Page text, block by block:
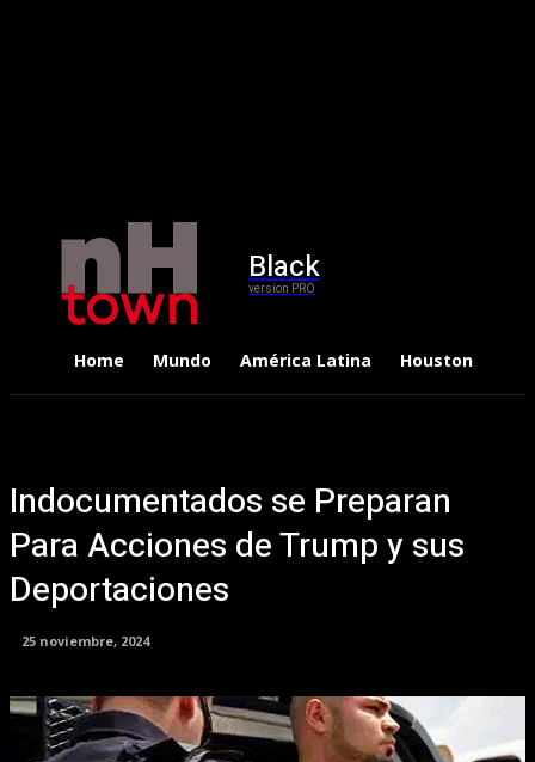
Black
version PRO
Home Mundo América Latina Houston
Indocumentados se Preparan
Para Acciones de Trump y sus
Deportaciones
25 noviembre, 2024